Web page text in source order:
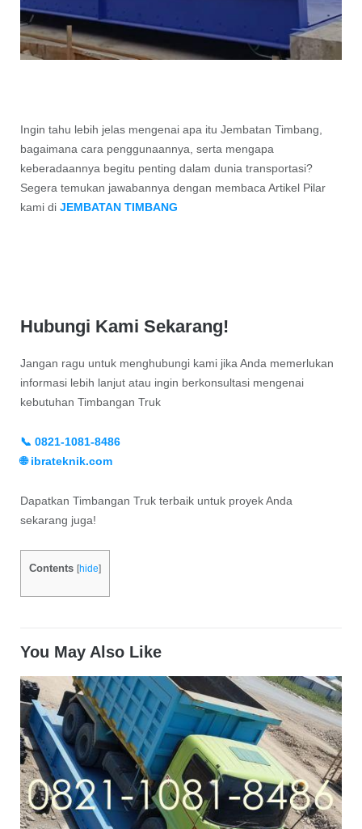
Ingin tahu lebih jelas mengenai apa itu Jembatan Timbang,
bagaimana cara penggunaannya, serta mengapa
keberadaannya begitu penting dalam dunia transportasi?
Segera temukan jawabannya dengan membaca Artikel Pilar
kami di JEMBATAN TIMBANG
Hubungi Kami Sekarang!
Jangan ragu untuk menghubungi kami jika Anda memerlukan
informasi lebih lanjut atau ingin berkonsultasi mengenai
kebutuhan Timbangan Truk
📞 0821-1081-8486
🌐 ibrateknik.com
Dapatkan Timbangan Truk terbaik untuk proyek Anda
sekarang juga!
Contents [hide]
You May Also Like